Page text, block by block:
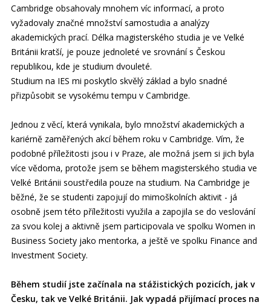
Cambridge obsahovaly mnohem víc informací, a proto
vyžadovaly značné množství samostudia a analýzy
akademických prací. Délka magisterského studia je ve Velké
Británii kratší, je pouze jednoleté ve srovnání s Českou
republikou, kde je studium dvouleté.
Studium na IES mi poskytlo skvělý základ a bylo snadné
přizpůsobit se vysokému tempu v Cambridge.
Jednou z věcí, která vynikala, bylo množství akademických a
kariérně zaměřených akcí během roku v Cambridge. Vím, že
podobné příležitosti jsou i v Praze, ale možná jsem si jich byla
více vědoma, protože jsem se během magisterského studia ve
Velké Británii soustředila pouze na studium. Na Cambridge je
běžné, že se studenti zapojují do mimoškolních aktivit - já
osobně jsem této příležitosti využila a zapojila se do veslování
za svou kolej a aktivně jsem participovala ve spolku Women in
Business Society jako mentorka, a ještě ve spolku Finance and
Investment Society.
Během studií jste začínala na stážistických pozicích, jak v
Česku, tak ve Velké Británii. Jak vypadá přijímací proces na